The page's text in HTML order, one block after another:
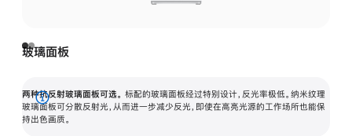
玻璃面板
两种抗反射玻璃面板可选。 标配的玻璃面板经过特别设计，反光率极低。纳米纹理
玻璃面板可分散反射光，从而进一步减少反光，即使在高亮光源的工作场所也能保
持出色画质。
展
开